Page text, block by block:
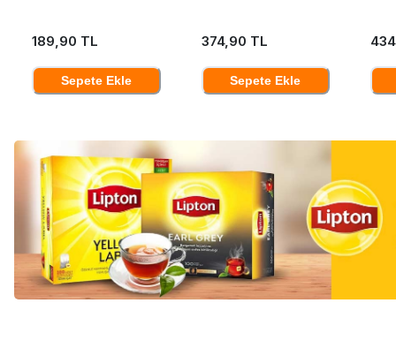
189,90 TL
Sepete Ekle
374,90 TL
Sepete Ekle